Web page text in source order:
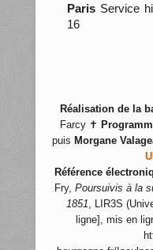
ParisService
16
Réalisation de la
Farcy ✝
puis Morgane
Référence
Fry, Poursuivis à la
1851, LIR3S
ligne], mis en